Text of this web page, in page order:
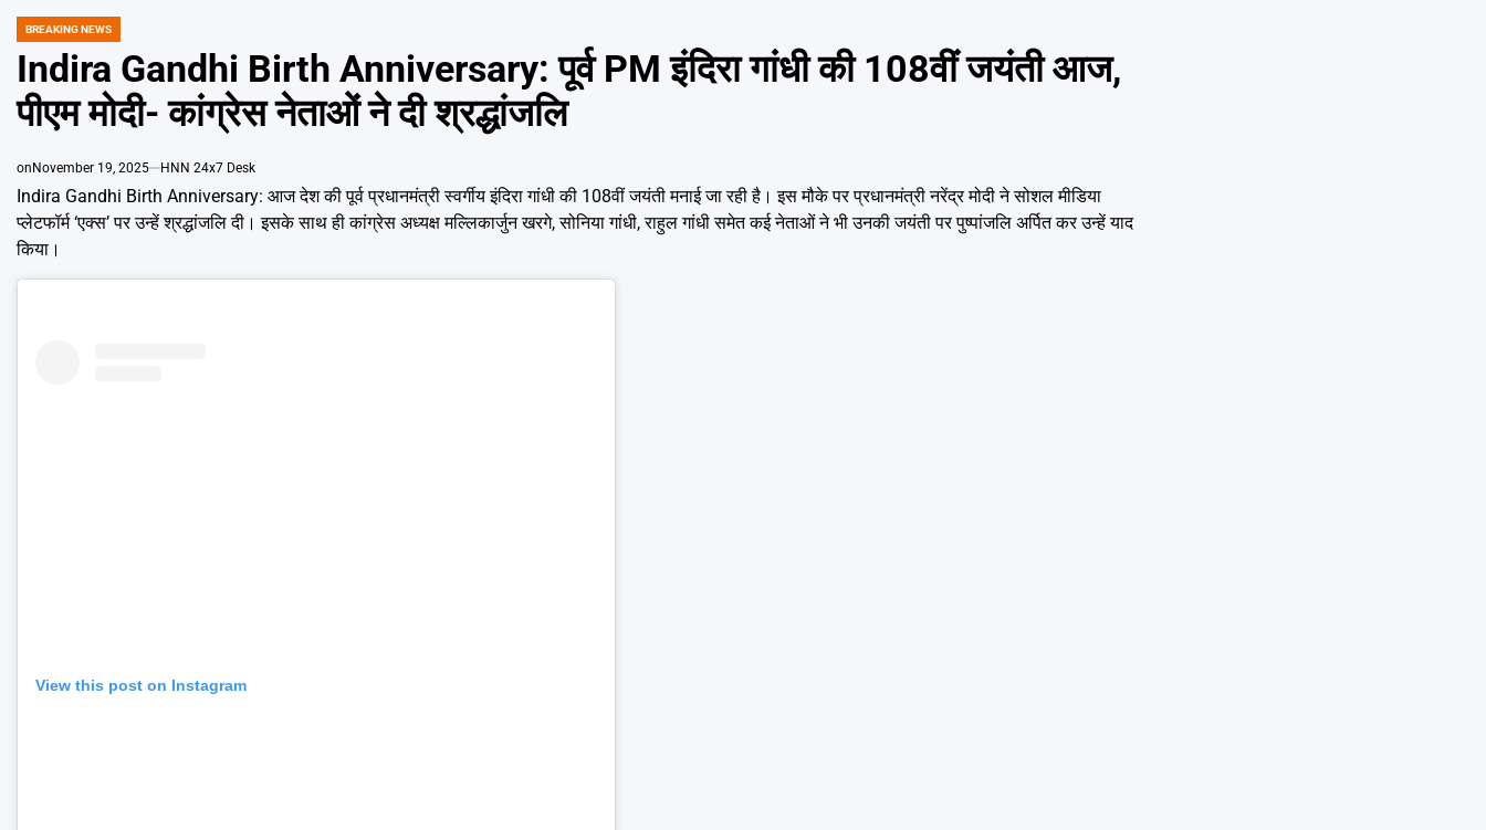
POSTED
IN
BREAKING NEWS
Indira Gandhi Birth Anniversary: पूर्व PM इंदिरा गांधी की 108वीं जयंती आज,
पीएम मोदी- कांग्रेस नेताओं ने दी श्रद्धांजलि
on November 19, 2025 HNN 24x7 Desk
Indira Gandhi Birth Anniversary: आज देश की पूर्व प्रधानमंत्री स्वर्गीय इंदिरा गांधी की 108वीं जयंती मनाई जा रही है। इस मौके पर प्रधानमंत्री नरेंद्र मोदी ने सोशल मीडिया
प्लेटफॉर्म ‘एक्स’ पर उन्हें श्रद्धांजलि दी। इसके साथ ही कांग्रेस अध्यक्ष मल्लिकार्जुन खरगे, सोनिया गांधी, राहुल गांधी समेत कई नेताओं ने भी उनकी जयंती पर पुष्पांजलि अर्पित कर उन्हें याद
किया।
View this post on Instagram